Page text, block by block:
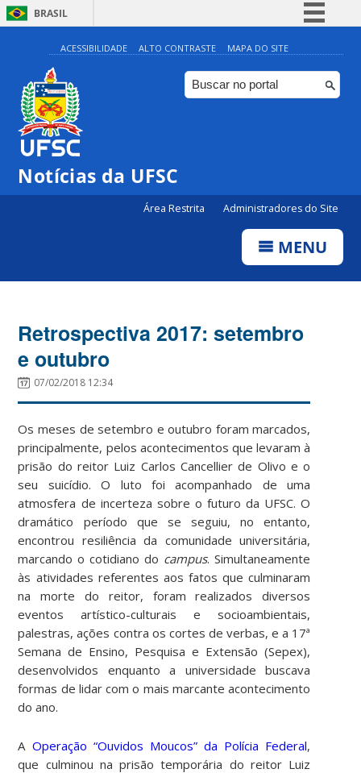
BRASIL
Simplifique!
Comunica BR
Participe
ACESSIBILIDADE ALTO CONTRASTE MAPA DO SITE
Notícias da UFSC
Área Restrita Administradores do Site
MENU
Retrospectiva 2017: setembro
e outubro
07/02/2018 12:34
Os meses de setembro e outubro foram marcados,
principalmente, pelos acontecimentos que levaram à
prisão do reitor Luiz Carlos Cancellier de Olivo e o
seu suicídio. O luto foi acompanhado de uma
atmosfera de incerteza sobre o futuro da UFSC. O
dramático período que se seguiu, no entanto,
encontrou resiliência da comunidade universitária,
marcando o cotidiano do campus. Simultaneamente
às atividades referentes aos fatos que culminaram
na morte do reitor, foram realizados diversos
eventos artístico-culturais e socioambientais,
palestras, ações contra os cortes de verbas, e a 17ª
Semana de Ensino, Pesquisa e Extensão (Sepex),
desenvolvidos enquanto a universidade buscava
formas de lidar com o mais marcante acontecimento
do ano.
A Operação “Ouvidos Moucos” da Polícia Federal,
que culminou na prisão temporária do reitor Luiz